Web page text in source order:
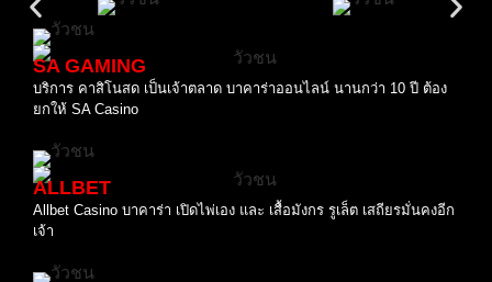
SA GAMING
บริการ คาสิโนสด เป็นเจ้าตลาด บาคาร่าออนไลน์ นานกว่า 10 ปี ต้อง
ยกให้ SA Casino
ALLBET
Allbet Casino บาคาร่า เปิดไพ่เอง และ เสื้อมังกร รูเล็ต เสถียรมั่นคงอีก
เจ้า